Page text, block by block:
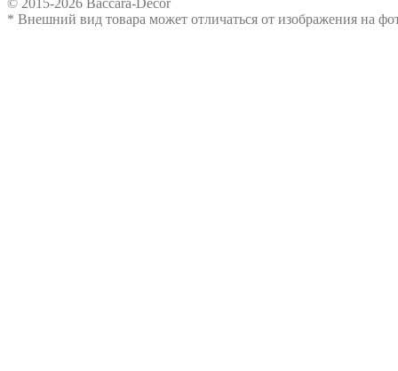
© 2015-2026 Baccara-Decor
* Внешний вид товара может отличаться от изображения на